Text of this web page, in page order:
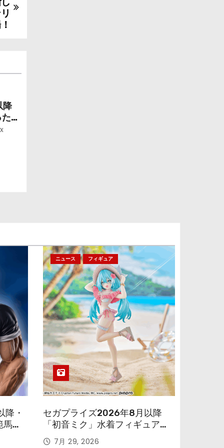
降
ら
」
・
勇
ニュース フィギュア
セガプライズ2026年8月以降
「初音ミク」水着フィギュアが
色味を変えて再登場！
7月 29, 2026